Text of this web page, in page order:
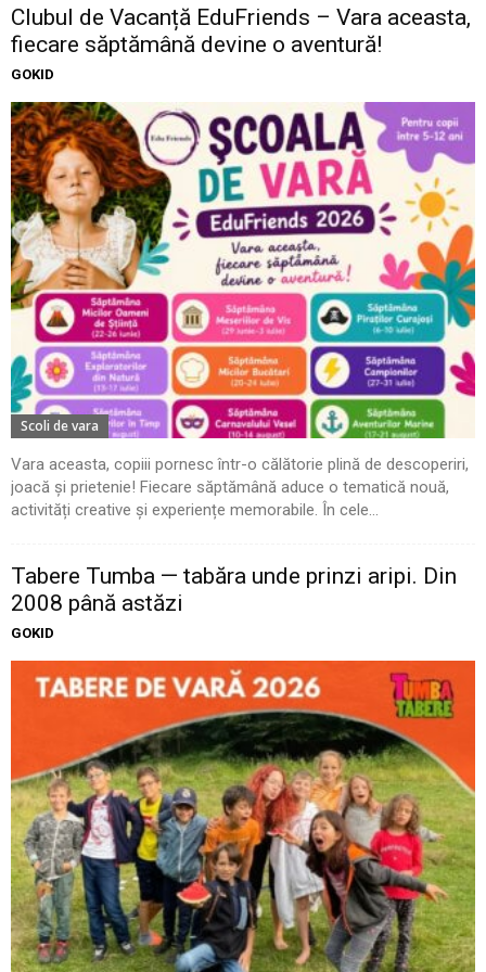
Clubul de Vacanță EduFriends – Vara aceasta,
fiecare săptămână devine o aventură!
GOKID
Scoli de vara
Vara aceasta, copiii pornesc într-o călătorie plină de descoperiri,
joacă și prietenie! Fiecare săptămână aduce o tematică nouă,
activități creative și experiențe memorabile. În cele...
Tabere Tumba — tabăra unde prinzi aripi. Din
2008 până astăzi
GOKID